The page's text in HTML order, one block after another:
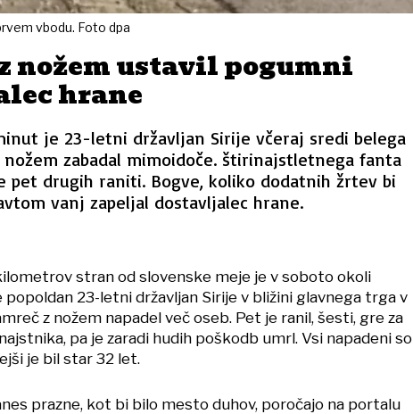
vbodu. Foto dpa
nožem ustavil pogumni
hrane
je 23-letni državljan Sirije včeraj sredi belega
zabadal mimoidoče. štirinajstletnega fanta
pet drugih raniti. Bogve, koliko dodatnih žrtev bi
vanj zapeljal dostavljalec hrane.
stran od slovenske meje je v soboto okoli
23-letni državljan Sirije v bližini glavnega trga v
z nožem napadel več oseb. Pet je ranil, šesti, gre za
pa je zaradi hudih poškodb umrl. Vsi napadeni so
je bil star 32 let.
prazne, kot bi bilo mesto duhov, poročajo na portalu